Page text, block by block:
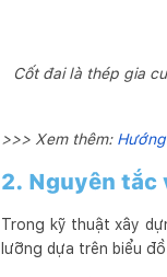
Cốt đai là thép gia
>>> Xem thêm:
2. Nguyên
Trong kỹ thuật xây
lưỡng dựa trên biểu